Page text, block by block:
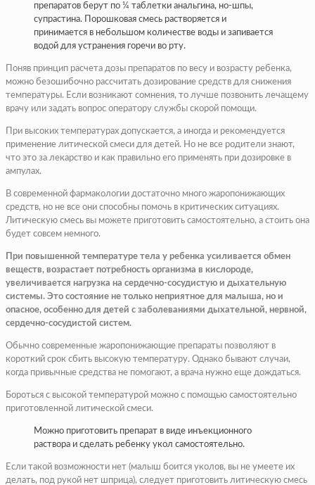
препаратов берут по ¼ таблетки анальгина, но-шпы,
супрастина. Порошковая смесь растворяется и
принимается в небольшом количестве воды и запивается
водой для устранения горечи во рту.
Поняв принцип расчета дозы препаратов по весу и возрасту ребенка,
можно безошибочно рассчитать дозирование средств для снижения
температуры. Если возникают сомнения, то лучше позвонить лечащему
врачу или задать вопрос оператору службы скорой помощи.
При высоких температурах допускается, а иногда и рекомендуется
применение литической смеси для детей. Но не все родители знают,
что это за лекарство и как правильно его применять при дозировке в
ампулах.
В современной фармакологии достаточно много жаропонижающих
средств, но не все они способны помочь в критических ситуациях.
Литическую смесь вы можете приготовить самостоятельно, а стоить она
будет совсем немного.
При повышенной температуре тела у ребенка усиливается обмен
веществ, возрастает потребность организма в кислороде,
увеличивается нагрузка на сердечно-сосудистую и дыхательную
системы. Это состояние не только неприятное для малыша, но и
опасное, особенно для детей с заболеваниями дыхательной, нервной,
сердечно-сосудистой систем.
Обычно современные жаропонижающие препараты позволяют в
короткий срок сбить высокую температуру. Однако бывают случаи,
когда привычные средства не помогают, а врача нужно еще дождаться.
Бороться с высокой температурой можно с помощью самостоятельно
приготовленной литической смеси.
Можно приготовить препарат в виде инъекционного
раствора и сделать ребенку укол самостоятельно.
Если такой возможности нет (малыш боится уколов, вы не умеете их
делать, под рукой нет шприца), следует приготовить литическую смесь